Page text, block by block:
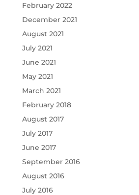
February 2022
December 2021
August 2021
July 2021
June 2021
May 2021
March 2021
February 2018
August 2017
July 2017
June 2017
September 2016
August 2016
July 2016